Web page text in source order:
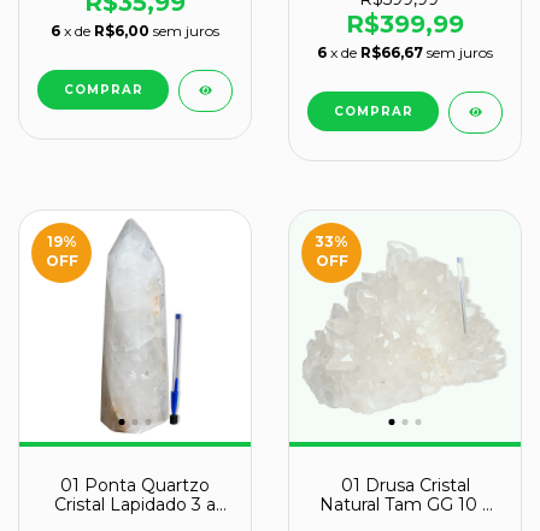
6 x de R$6,00 sem juros R$399,99
6 x de R$66,67 sem juros
19%
OFF
01 Ponta Quartzo
Cristal Lapidado 3 a
33%
OFF
01 Drusa Cristal
Natural Tam GG 10 a